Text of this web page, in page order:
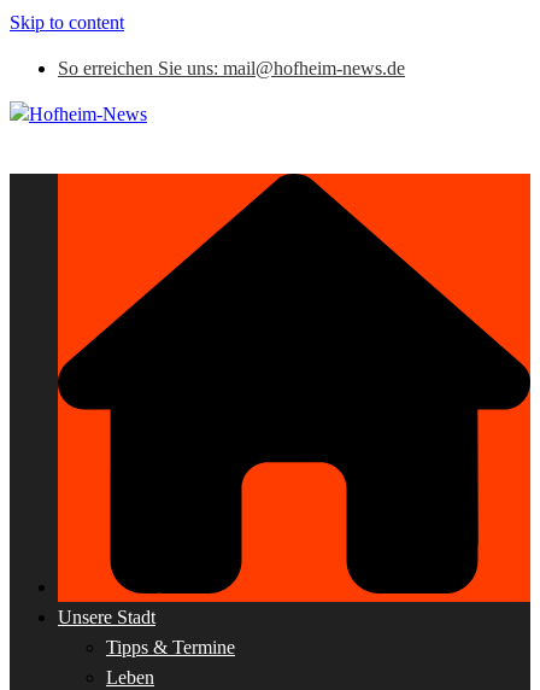
Skip to content
So erreichen Sie uns: mail@hofheim-news.de
Unsere Stadt
Tipps & Termine
Leben